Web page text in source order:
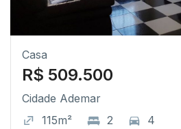
Casa
R$ 509.500
Cidade Ademar
115m²
2 4